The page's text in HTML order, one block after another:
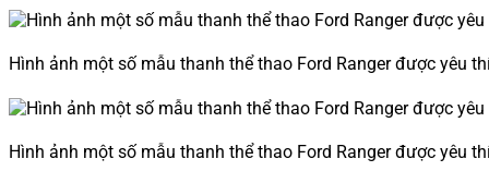
Hình ảnh một số mẫu thanh thể thao Ford Ranger được yêu
Hình ảnh một số mẫu thanh thể thao Ford Ranger được yêu